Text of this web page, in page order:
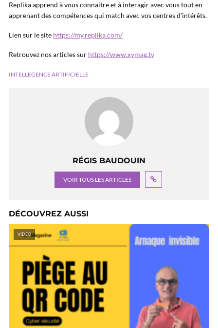
Replika apprend à vous connaitre et à interagir avec vous tout en
apprenant des compétences qui match avec vos centres d’intérêts.
Lien sur le site https://my.replika.com/
Retrouvez nos articles sur https://www.xymag.tv
INTELLEGENCE ARTIFICIELLE
RÉGIS BAUDOUIN
VOIR TOUS LES ARTICLES
DÉCOUVREZ AUSSI
VIDÉO